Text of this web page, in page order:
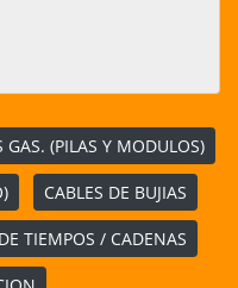
GAS. (PILAS Y MODULOS)
CABLES DE BUJIAS
TIEMPOS / CADENAS